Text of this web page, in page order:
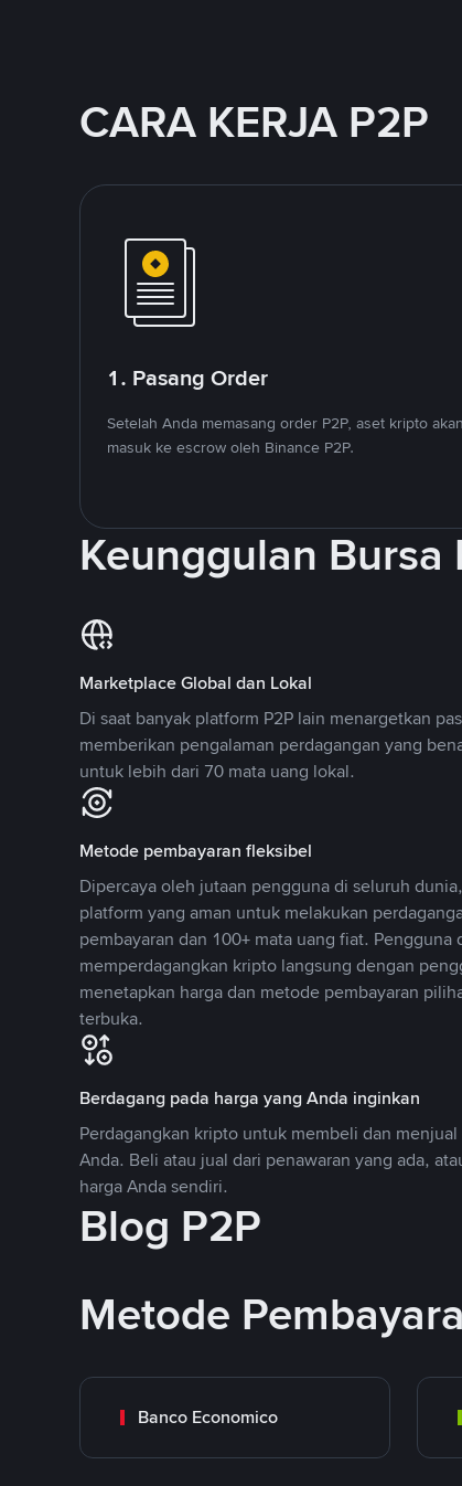
CARA KERJA P2P
1. Pasang Order
Setelah Anda memasang order P2P, aset kripto akan
masuk ke escrow oleh Binance P2P.
Keunggulan Bursa
Marketplace Global dan Lokal
Di saat banyak platform P2P lain menargetkan
memberikan pengalaman perdagangan yang
untuk lebih dari 70 mata uang lokal.
Metode pembayaran fleksibel
Dipercaya oleh jutaan pengguna di seluruh
platform yang aman untuk melakukan
pembayaran dan 100+ mata uang fiat.
memperdagangkan kripto langsung dengan
menetapkan harga dan metode pembayaran
terbuka.
Berdagang pada harga yang Anda inginkan
Perdagangkan kripto untuk membeli dan
Anda. Beli atau jual dari penawaran yang ada,
harga Anda sendiri.
Blog P2P
Metode
Banco Economico